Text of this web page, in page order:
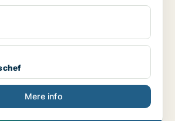
Mere info